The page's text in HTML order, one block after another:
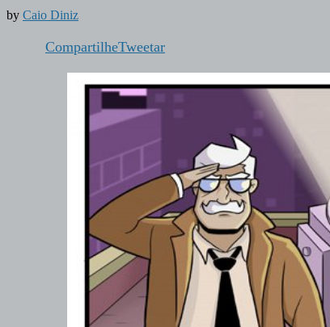
by Caio Diniz
CompartilheTweetar